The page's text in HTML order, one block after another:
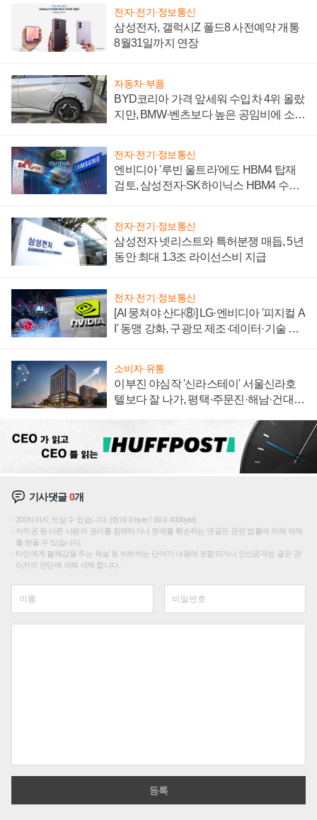
전자·전기·정보통신
삼성전자, 갤럭시Z 폴드8 사전예약 개통
8월31일까지 연장
자동차·부품
BYD코리아 가격 앞세워 수입차 4위 올랐
지만, BMW·벤츠보다 높은 공임비에 소비
전자·전기·정보통신
엔비디아 '루빈 울트라'에도 HBM4 탑재
검토, 삼성전자·SK하이닉스 HBM4 수율
전자·전기·정보통신
삼성전자 넷리스트와 특허분쟁 매듭, 5년
동안 최대 1.3조 라이선스비 지급
전자·전기·정보통신
[AI 뭉쳐야 산다⑧] LG·엔비디아 '피지컬 A
I' 동맹 강화, 구광모 제조·데이터·기술 결
소비자·유통
이부진 야심작 '신라스테이' 서울신라호
텔보다 잘 나가, 평택·주문진·해남·건대로
기사댓글0개
200자까지 쓰실 수 있습니다. (현재 0 byte / 최대 400byte)
저작권 등 다른 사람의 권리를 침해하거나 명예를 훼손하는 댓글은 관련 법률에 의해 제재
를 받을 수 있습니다.
타인에게 불쾌감을 주는 욕설 등 비하하는 단어가 내용에 포함되거나 인신공격성 글은 관
리자의 판단에 의해 삭제 합니다.